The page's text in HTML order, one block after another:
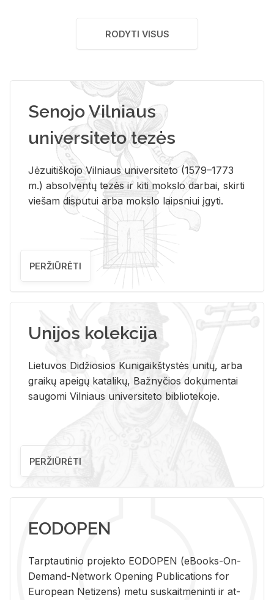
RODYTI VISUS
Senojo Vilniaus
universiteto tezės
Jėzuitiškojo Vilniaus universiteto (1579–1773
m.) absolventų tezės ir kiti mokslo darbai, skirti
viešam disputui arba mokslo laipsniui įgyti.
PERŽIŪRĖTI
Unijos kolekcija
Lietuvos Didžiosios Kunigaikštystės unitų, arba
graikų apeigų katalikų, Bažnyčios dokumentai
saugomi Vilniaus universiteto bibliotekoje.
PERŽIŪRĖTI
EODOPEN
Tarp­tau­ti­nio pro­jek­to EO­DO­PEN (eBo­oks-On-
De­mand-Ne­twork Ope­ning Pub­li­ca­tions for
Eu­ro­pe­an Ne­ti­zens) metu su­skait­me­nin­ti ir at­